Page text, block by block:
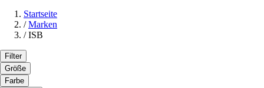
Startseite
/ Marken
/ ISB
Filter
Größe
Farbe